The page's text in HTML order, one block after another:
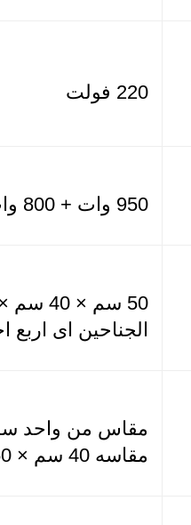
220 فولت
950 وات + 800 وات اللحام
الجناحين اى اربع
مقاسه 40 سم × 50 سم